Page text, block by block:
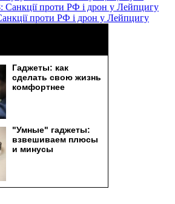
проти РФ і дрон у Лейпцигу